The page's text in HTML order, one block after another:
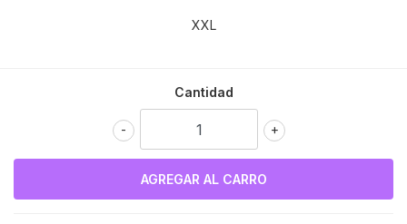
XXL
Cantidad
+
-